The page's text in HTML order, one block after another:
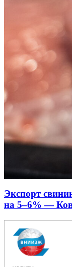
Экспорт
на 5–6% —